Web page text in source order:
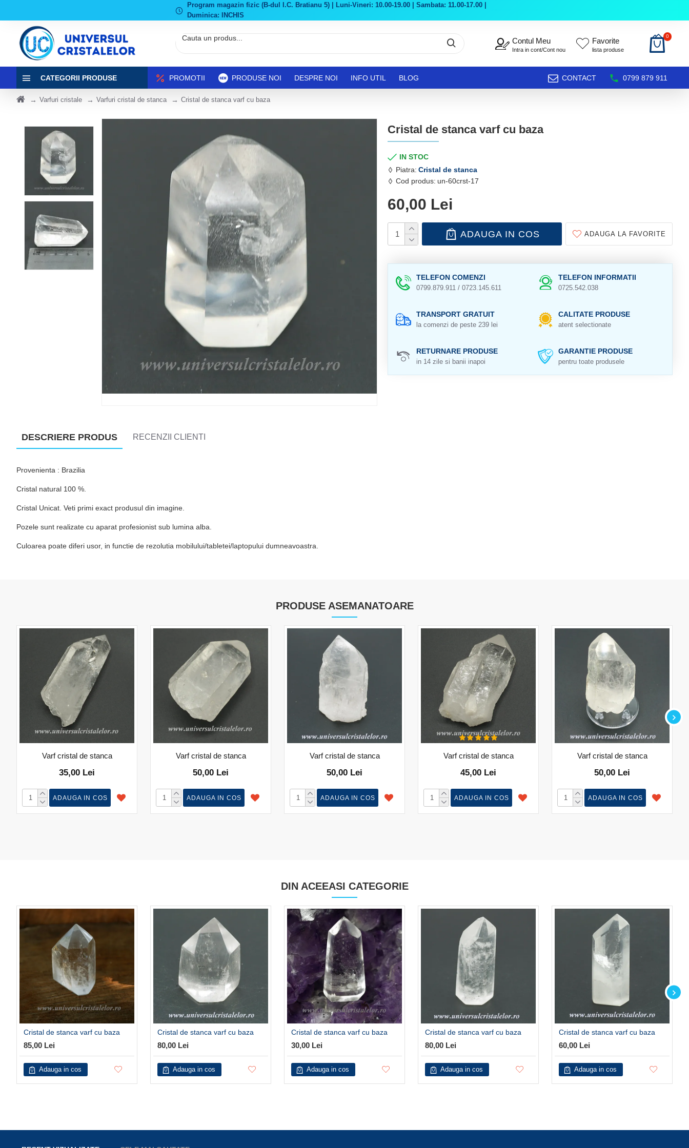
Program magazin fizic (B-dul I.C. Bratianu 5) | Luni-Vineri: 10.00-19.00 | Sambata: 11.00-17.00 |
Duminica: INCHIS
Contul Meu
Intra in cont/Cont nou
Favorite
lista produse
0
CATEGORII PRODUSE PROMOTII PRODUSE NOI DESPRE NOI INFO UTIL BLOG CONTACT 0799 879 911
Varfuri cristale Varfuri cristal de stanca Cristal de stanca varf cu baza
Cristal de stanca varf cu baza
IN STOC
Piatra: Cristal de stanca
Cod produs: un-60crst-17
60,00 Lei
ADAUGA IN COS ADAUGA LA FAVORITE
TELEFON COMENZI
0799.879.911 / 0723.145.611
TELEFON INFORMATII
0725.542.038
TRANSPORT GRATUIT
la comenzi de peste 239 lei
CALITATE PRODUSE
atent selectionate
RETURNARE PRODUSE
in 14 zile si banii inapoi
GARANTIE PRODUSE
pentru toate produsele
DESCRIERE PRODUS RECENZII CLIENTI
Provenienta : Brazilia
Cristal natural 100 %.
Cristal Unicat. Veti primi exact produsul din imagine.
Pozele sunt realizate cu aparat profesionist sub lumina alba.
Culoarea poate diferi usor, in functie de rezolutia mobilului/tabletei/laptopului dumneavoastra.
PRODUSE ASEMANATOARE
Varf cristal de stanca
35,00 Lei
ADAUGA IN COS
Varf cristal de stanca
50,00 Lei
ADAUGA IN COS
Varf cristal de stanca
50,00 Lei
ADAUGA IN COS
Varf cristal de stanca
45,00 Lei
ADAUGA IN COS
Varf cristal de stanca
50,00 Lei
ADAUGA IN COS
DIN ACEEASI CATEGORIE
Cristal de stanca varf cu baza
85,00 Lei
Adauga in cos
Cristal de stanca varf cu baza
80,00 Lei
Adauga in cos
Cristal de stanca varf cu baza
30,00 Lei
Adauga in cos
Cristal de stanca varf cu baza
80,00 Lei
Adauga in cos
Cristal de stanca varf cu baza
60,00 Lei
Adauga in cos